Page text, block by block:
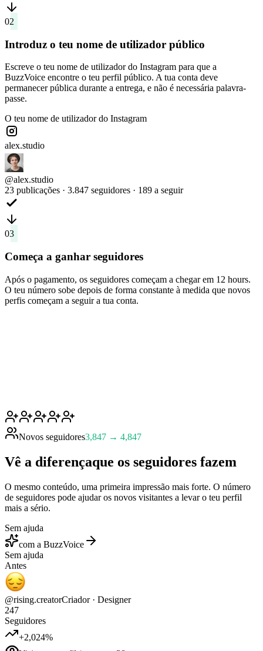
02
Introduz o teu nome de utilizador público
Escreve o teu nome de utilizador do Instagram para que a
BuzzVoice encontre o teu perfil público. A tua conta deve
permanecer pública durante a entrega, e não é necessária palavra-
passe.
O teu nome de utilizador do Instagram
@alex.studio
23 publicações · 3.847 seguidores · 189 a seguir
03
Começa a ganhar seguidores
O teu número sobe depois de forma constante à medida que novos
perfis começam a seguir a tua conta.
Novos seguidores
de seguidores pode ajudar os novos visitantes a levar o teu perfil
mais a sério.
com a BuzzVoice
Sem ajuda
Antes
@rising.creator
247
Seguidores
+2,024%
Visitas ao perfil / semana